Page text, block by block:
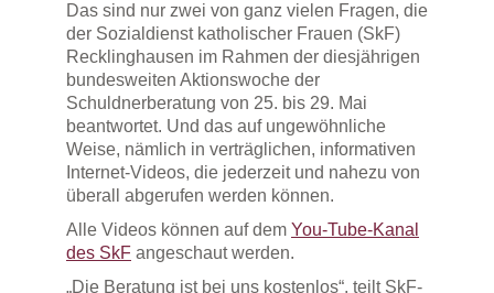
Das sind nur zwei von ganz vielen Fragen, die
der Sozialdienst katholischer Frauen (SkF)
Recklinghausen im Rahmen der diesjährigen
bundesweiten Aktionswoche der
Schuldnerberatung von 25. bis 29. Mai
beantwortet. Und das auf ungewöhnliche
Weise, nämlich in verträglichen, informativen
Internet-Videos, die jederzeit und nahezu von
überall abgerufen werden können.
Alle Videos können auf dem You-Tube-Kanal
des SkF angeschaut werden.
„Die Beratung ist bei uns kostenlos“, teilt SkF-